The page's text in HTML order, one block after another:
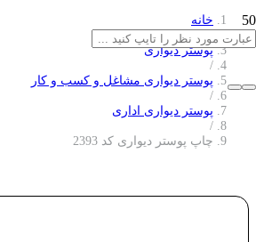
خانه
/
پوستر دیواری
/
پوستر دیواری مشاغل و کسب و کار
/
پوستر دیواری اداری
/
چاپ پوستر دیواری کد 2393